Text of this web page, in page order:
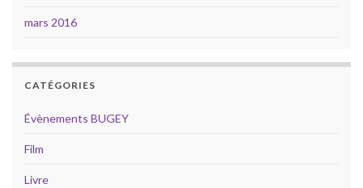
mars 2016
CATÉGORIES
Évènements BUGEY
Film
Livre